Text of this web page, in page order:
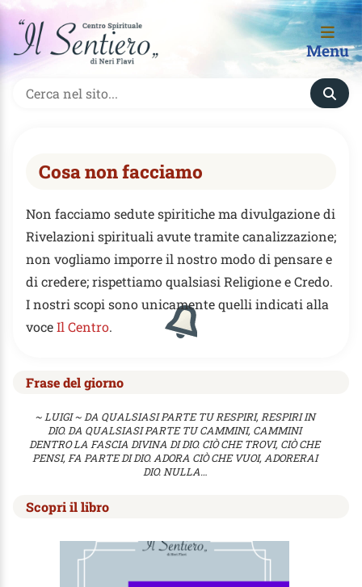
Menu
Cosa non facciamo
Non facciamo sedute spiritiche ma divulgazione di
Rivelazioni spirituali avute tramite canalizzazione;
non vogliamo imporre il nostro modo di pensare e
di credere; rispettiamo qualsiasi Religione e Credo.
I nostri scopi sono unicamente quelli indicati alla
voceIl Centro.
Frase del giorno
~ LUIGI ~ DA QUALSIASI PARTE TU RESPIRI, RESPIRI IN
DIO. DA QUALSIASI PARTE TU CAMMINI, CAMMINI
DENTRO LA FASCIA DIVINA DI DIO. CIÒ CHE TROVI, CIÒ CHE
PENSI, FA PARTE DI DIO. ADORA CIÒ CHE VUOI, ADORERAI
DIO. NULLA…
Scopri il libro